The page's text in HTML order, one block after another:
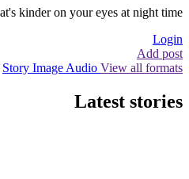
kinder on your eyes at night time.
Login
Add post
Story Image Audio View all formats
Latest stories